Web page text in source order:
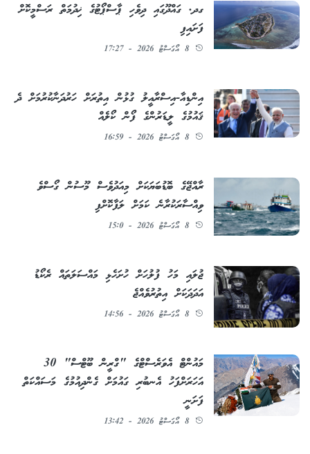
ގދ. ގައްދޫގައި ދިވެހި ޕާސްޕޯޓުގެ ޚިދުމަތް ރަސްމީކޮށް
ފަށައިފި
8 އޯގަސްޓު 2026 - 17:27
އިންޑިއާ-އިސްރާއީލު ގުޅުން އިތުރަށް ހަރުދަނާކުރުމަށް ދެ
ޤައުމުގެ ލީޑަރުންގެ ފޯން ކޯލެއް
8 އޯގަސްޓު 2026 - 16:59
ރާއްޖޭގެ ބޮޑުބަޔަކަށް މިއަދުވެސް މޫސުން ގޯސްވެ
ވިއްސާރަކުރާނެ ކަމަށް ލަފާކޮށްފި
8 އޯގަސްޓު 2026 - 15:0
ޖުލައި މަހު ފުލުހަށް ހުށަހެޅި މައްސަލަތައް ރެކޯޑު
އަދަދަކަށް އިތުރުވެއްޖެ
8 އޯގަސްޓު 2026 - 14:56
މައުންޓް އެވަރެސްޓްގެ "ގްރީން ބޫޓްސް" 30
އަހަރަށްފަހު އެނބުރި ގައުމަށް ގެންދިއުމުގެ މަސައްކަތް
ފަށަނީ
8 އޯގަސްޓު 2026 - 13:42